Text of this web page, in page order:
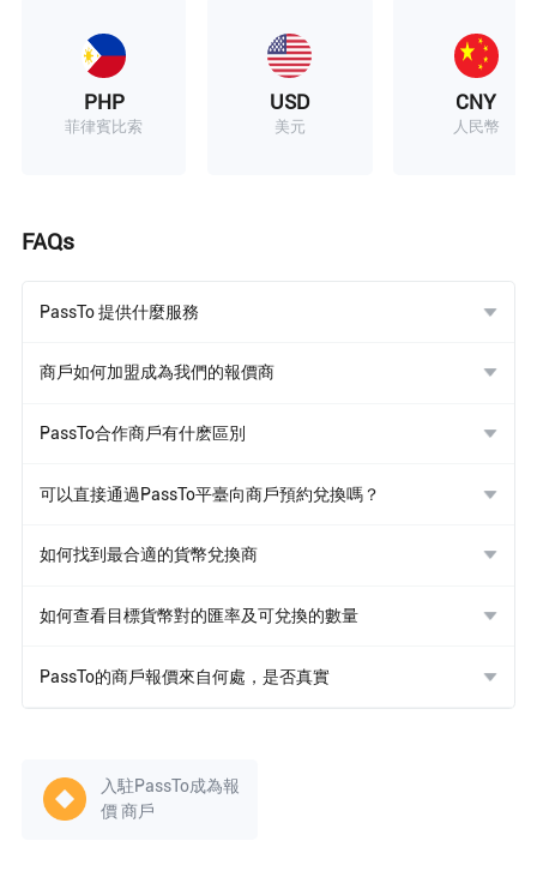
PHP
菲律賓比索
USD
美元
CNY
人民幣
FAQs
PassTo 提供什麼服務
商戶如何加盟成為我們的報價商
PassTo合作商戶有什麽區別
可以直接通過PassTo平臺向商戶預約兌換嗎？
如何找到最合適的貨幣兌換商
如何查看目標貨幣對的匯率及可兌換的數量
PassTo的商戶報價來自何處，是否真實
入駐PassTo成為報
價 商戶